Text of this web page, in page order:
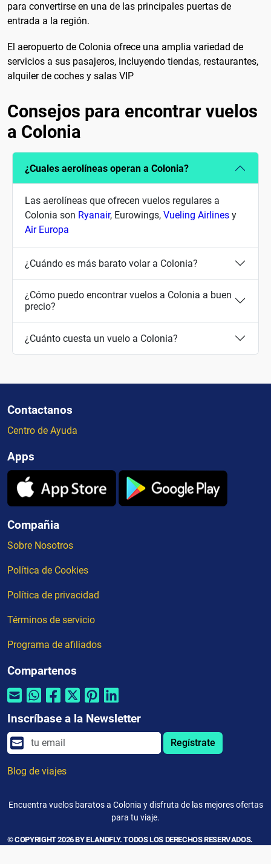
para convertirse en una de las principales puertas de
entrada a la región.
El aeropuerto de Colonia ofrece una amplia variedad de
servicios a sus pasajeros, incluyendo tiendas, restaurantes,
alquiler de coches y salas VIP
Consejos para encontrar vuelos
a Colonia
¿Cuales aerolíneas operan a Colonia?
Las aerolíneas que ofrecen vuelos regulares a
Colonia son Ryanair, Eurowings, Vueling Airlines y
Air Europa
¿Cuándo es más barato volar a Colonia?
¿Cómo puedo encontrar vuelos a Colonia a buen
precio?
¿Cuánto cuesta un vuelo a Colonia?
Contactanos
Centro de Ayuda
Apps
Compañia
Sobre Nosotros
Política de Cookies
Política de privacidad
Términos de servicio
Programa de afiliados
Compartenos
Inscríbase a la Newsletter
Regístrate
Blog de viajes
Encuentra vuelos baratos a Colonia y disfruta de las mejores ofertas
para tu viaje.
© COPYRIGHT 2026 BY ELANDFLY. TODOS LOS DERECHOS RESERVADOS.